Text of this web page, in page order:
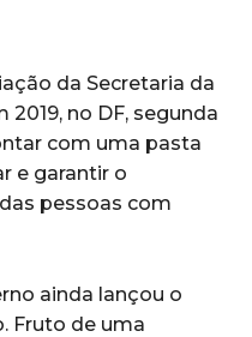
da Secretaria da
no DF, segunda
com uma pasta
e garantir o
pessoas com
ainda lançou o
Fruto de uma